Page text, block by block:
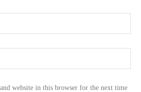
website in this browser for the next time